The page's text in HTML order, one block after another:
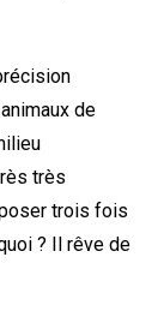
de
très
trois fois
? Il rêve de